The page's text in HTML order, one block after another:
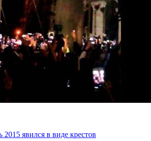
явился в виде крестов